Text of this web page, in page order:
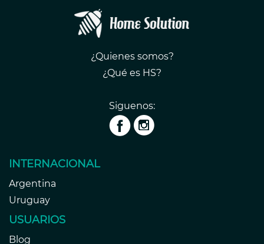
¿Quienes somos?
¿Qué es HS?
Siguenos:
INTERNACIONAL
Argentina
Uruguay
USUARIOS
Blog